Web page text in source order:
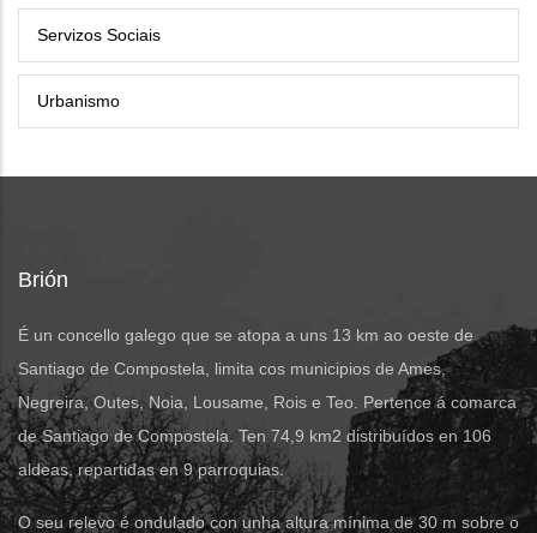
Servizos Sociais
Urbanismo
Brión
É un concello galego que se atopa a uns 13 km ao oeste de
Santiago de Compostela, limita cos municipios de Ames,
Negreira, Outes, Noia, Lousame, Rois e Teo. Pertence á comarca
de Santiago de Compostela. Ten 74,9 km2 distribuídos en 106
aldeas, repartidas en 9 parroquias.
O seu relevo é ondulado con unha altura mínima de 30 m sobre o